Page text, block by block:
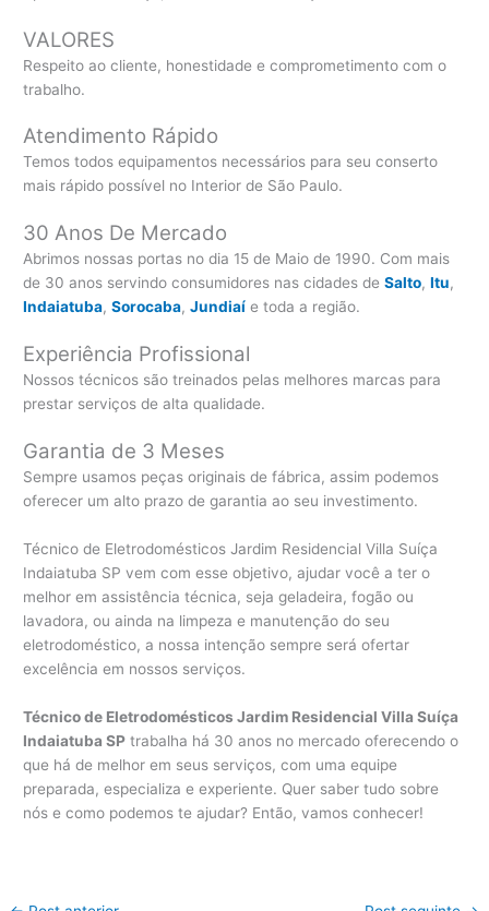
VALORES
Respeito ao cliente, honestidade e comprometimento com o
trabalho.
Atendimento Rápido
Temos todos equipamentos necessários para seu conserto
mais rápido possível no Interior de São Paulo.
30 Anos De Mercado
Abrimos nossas portas no dia 15 de Maio de 1990. Com mais
de 30 anos servindo consumidores nas cidades deSalto,Itu,
Indaiatuba,Sorocaba,Jundiaí e toda a região.
Experiência Profissional
Nossos técnicos são treinados pelas melhores marcas para
prestar serviços de alta qualidade.
Garantia de 3 Meses
Sempre usamos peças originais de fábrica, assim podemos
oferecer um alto prazo de garantia ao seu investimento.
Técnico de Eletrodomésticos Jardim Residencial Villa Suíça
Indaiatuba SP vem com esse objetivo, ajudar você a ter o
melhor em assistência técnica, seja geladeira, fogão ou
lavadora, ou ainda na limpeza e manutenção do seu
eletrodoméstico, a nossa intenção sempre será ofertar
excelência em nossos serviços.
Técnico de Eletrodomésticos Jardim Residencial Villa Suíça
Indaiatuba SP trabalha há 30 anos no mercado oferecendo o
que há de melhor em seus serviços, com uma equipe
preparada, especializa e experiente. Quer saber tudo sobre
nós e como podemos te ajudar? Então, vamos conhecer!